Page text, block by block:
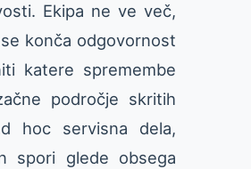
Ekipa ne ve več,
konča odgovornost
katere spremembe
področje skritih
hoc servisna dela,
spori glede obsega